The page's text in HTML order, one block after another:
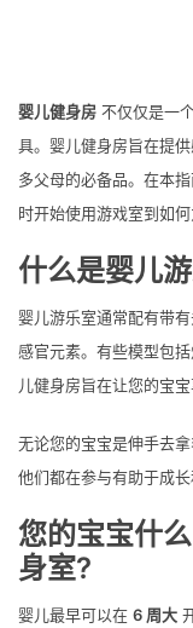
婴儿健身房 不仅仅是一
具。婴儿健身房旨在提
多父母的必备品。在本
时开始使用游戏室到如
什么是婴儿
婴儿游乐室通常配有带
感官元素。有些模型包
儿健身房旨在让您的宝
无论您的宝宝是伸手去
他们都在参与有助于成长
您的宝宝什
身室?
婴儿最早可以在 6 周大